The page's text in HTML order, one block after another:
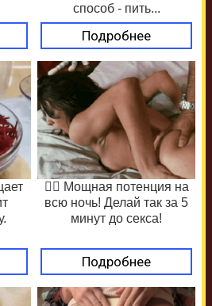
способ - пить...
Подробнее
❤️‍🔥 Мощная потенция на
всю ночь! Делай так за 5
минут до секса!
Подробнее